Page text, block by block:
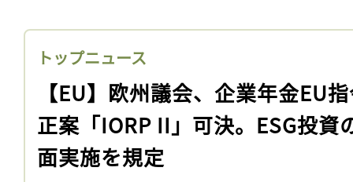
トップニュース
【EU】欧州議会、企業年金EU
正案「IORP II」可決。ESG投資
面実施を規定